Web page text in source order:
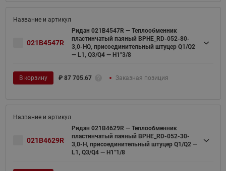
021B4547R
Ридан 021B4547R — Теплообменник
пластинчатый паяный BPHE_RD-052-80-
3,0-HQ, присоединительный штуцер Q1/Q2
— L1, Q3/Q4 — H1"3/8
В корзину ₽ 87 705.67 Заказная позиция
021B4629R
Ридан 021B4629R — Теплообменник
пластинчатый паяный BPHE_RD-052-30-
3,0-H, присоединительный штуцер Q1/Q2 —
L1, Q3/Q4 — H1"1/8